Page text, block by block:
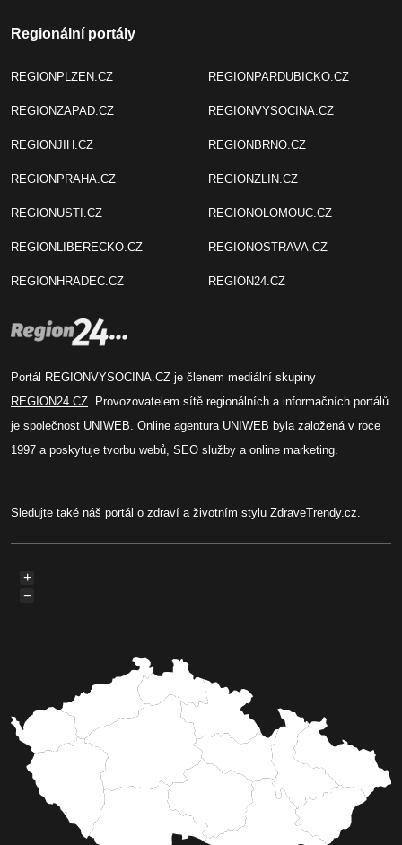
Regionální portály
REGIONPLZEN.CZ
REGIONZAPAD.CZ
REGIONJIH.CZ
REGIONPRAHA.CZ
REGIONUSTI.CZ
REGIONLIBERECKO.CZ
REGIONHRADEC.CZ
REGIONPARDUBICKO.CZ
REGIONVYSOCINA.CZ
REGIONBRNO.CZ
REGIONZLIN.CZ
REGIONOLOMOUC.CZ
REGIONOSTRAVA.CZ
REGION24.CZ
Portál REGIONVYSOCINA.CZ je členem mediální skupiny
REGION24.CZ . Provozovatelem sítě regionálních a informačních portálů
je společnost UNIWEB . Online agentura UNIWEB byla založená v roce
1997 a poskytuje tvorbu webů, SEO služby a online marketing.
Sledujte také náš portál o zdraví a životním stylu ZdraveTrendy.cz
+
−